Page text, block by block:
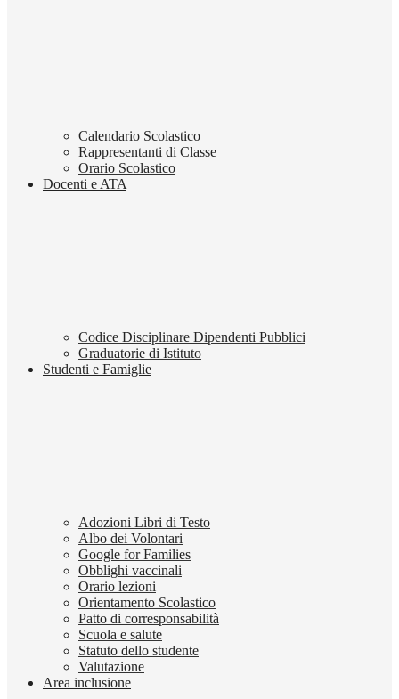
Calendario Scolastico
Rappresentanti di Classe
Orario Scolastico
Docenti e ATA
Codice Disciplinare Dipendenti Pubblici
Graduatorie di Istituto
Studenti e Famiglie
Adozioni Libri di Testo
Albo dei Volontari
Google for Families
Obblighi vaccinali
Orario lezioni
Orientamento Scolastico
Patto di corresponsabilità
Scuola e salute
Statuto dello studente
Valutazione
Area inclusione